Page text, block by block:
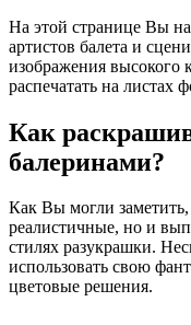
На этой странице Вы
артистов балета и
изображения высокого
распечатать на листах
Как
балеринами?
Как Вы могли
реалистичные, но и
стилях разукрашки.
использовать свою
цветовые решения.